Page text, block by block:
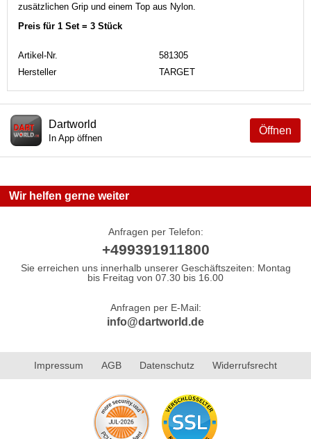
zusätzlichen Grip und einem Top aus Nylon.
Preis für 1 Set = 3 Stück
Artikel-Nr.
581305
Hersteller
TARGET
Öffnen
Dartworld
In App öffnen
Wir helfen gerne weiter
Anfragen per Telefon:
+499391911800
Sie erreichen uns innerhalb unserer Geschäftszeiten: Montag
bis Freitag von 07.30 bis 16.00
Anfragen per E-Mail:
info@dartworld.de
Impressum AGB Datenschutz Widerrufsrecht